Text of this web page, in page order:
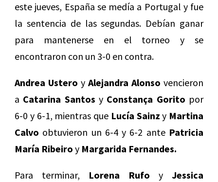
este jueves, España se medía a Portugal y fue
la sentencia de las segundas. Debían ganar
para mantenerse en el torneo y se
encontraron con un 3-0 en contra.
Andrea Ustero y Alejandra Alonso vencieron
a Catarina Santos y Constança Gorito por
6-0 y 6-1, mientras que Lucía Sainz y Martina
Calvo obtuvieron un 6-4 y 6-2 ante Patricia
María Ribeiro y Margarida Fernandes.
Para terminar, Lorena Rufo y Jessica